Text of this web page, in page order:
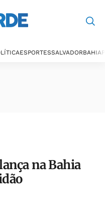
ESPORTESSALVADORBAHIA
na Bahia